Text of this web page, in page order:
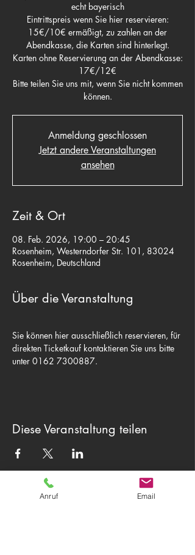
echt bayerisch
Eintrittspreis wenn Sie hier reservieren:
15€/10€ ermäßigt, zu zahlen an der
Abendkasse, die Karten sind hinterlegt.
Karten ohne Reservierung an der Abendkasse:
17€/12€
Bitte teilen Sie uns mit, wenn Sie nicht kommen
können.
Anmeldung geschlossen
Jetzt andere Veranstaltungen
ansehen
Zeit & Ort
08. Feb. 2026, 19:00 – 20:45
Rosenheim, Westerndorfer Str. 101, 83024
Rosenheim, Deutschland
Über die Veranstaltung
Sie können hier ausschließlich reservieren, für
direkten Ticketkauf kontaktieren Sie uns bitte
unter 0162 7300887.
Diese Veranstaltung teilen
Theater Herwegh
83512 Wasserburg am Inn
Anruf Email